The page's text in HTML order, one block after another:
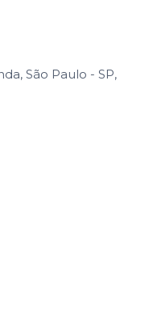
São Paulo - SP,